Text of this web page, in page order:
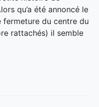
qu’a été annoncé le
du centre du
rattachés) il semble